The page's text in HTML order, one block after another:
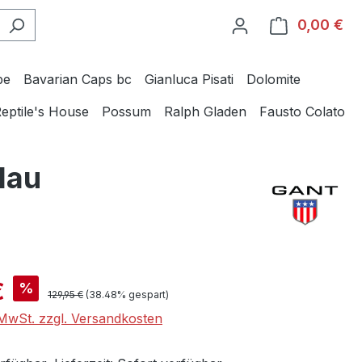
0,00 €
Bavarian Caps bc Gianluca Pisati
Dolomite
House Possum Ralph Gladen
Fausto Colato
% Regulärer Preis:
129,95 € (38.48% gespart)
zzgl. Versandkosten